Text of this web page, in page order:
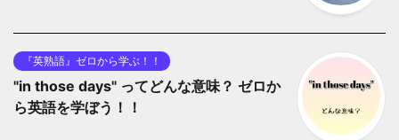
『英熟語』ゼロから学ぶ！！
"in those days" ってどんな意味？ ゼロか
ら英語を学ぼう！！